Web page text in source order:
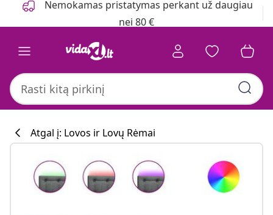
Nemokamas pristatymas perkant už daugiau
nei 80 €
Atgal į: Lovos ir Lovų Rėmai